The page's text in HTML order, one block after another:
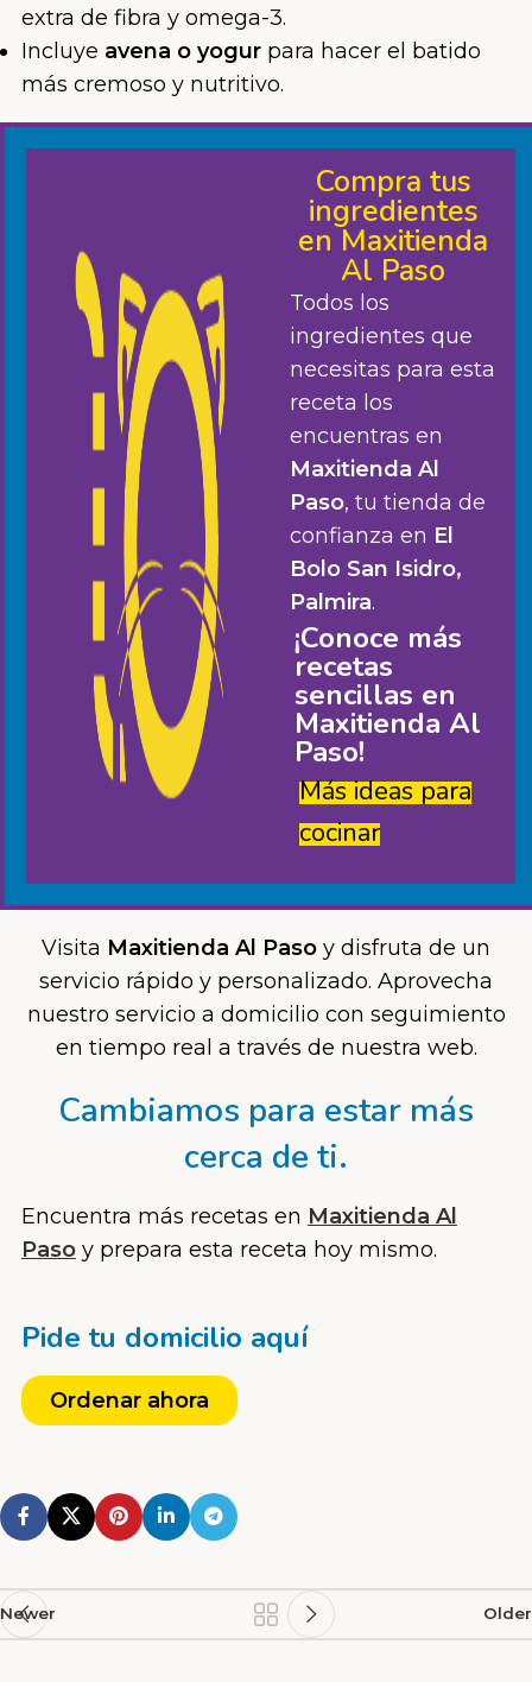
extra de fibra y omega-3.
Incluye avena o yogurpara hacer el batido
más cremoso y nutritivo.
Compra tus
ingredientes
en Maxitienda
Al Paso
Todos los
ingredientes que
necesitas para esta
receta los
encuentras en
Maxitienda Al
Paso, tu tienda de
confianza en El
Bolo San Isidro,
Palmira.
¡Conoce más
recetas
sencillas en
Maxitienda Al
Paso!
Más ideas para
cocinar
Visita Maxitienda Al Paso y disfruta de un
servicio rápido y personalizado. Aprovecha
nuestro servicio a domicilio con seguimiento
en tiempo real a través de nuestra web.
Cambiamos para estar más
cerca de ti.
Encuentra más recetas en Maxitienda Al
Pasoy prepara esta receta hoy mismo.
Pide tu domicilio aquí
Ordenar ahora
Newer Older